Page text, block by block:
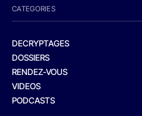
CATEGORIES
DECRYPTAGES
DOSSIERS
RENDEZ-VOUS
VIDEOS
PODCASTS